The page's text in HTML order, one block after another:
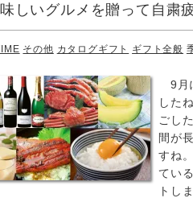
しいグルメを贈って自粛
その他 カタログギフト ギフト全般
9月
した
ごし
間が
すね
てい
トし